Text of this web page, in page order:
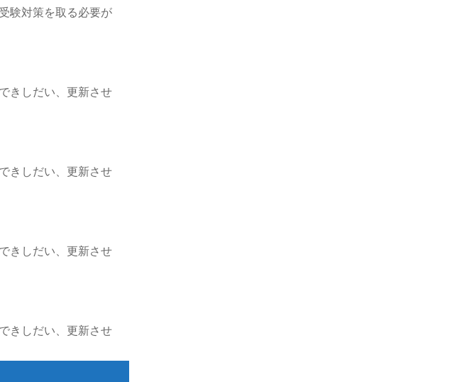
験対策を取る必要が
きしだい、更新させ
きしだい、更新させ
きしだい、更新させ
きしだい、更新させ